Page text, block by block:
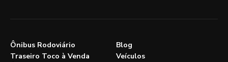
Ônibus Rodoviário
Traseiro Toco à Venda
Blog
Veículos